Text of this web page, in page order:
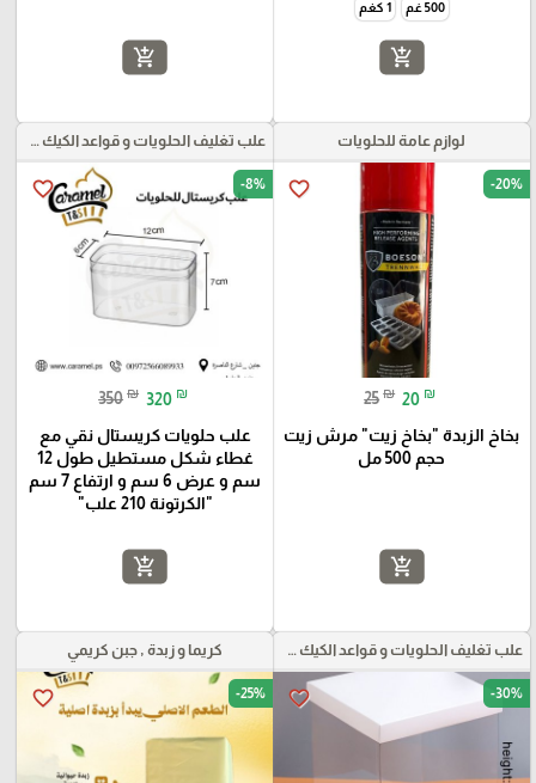
500 غم 1 كغم
add_shopping_cart
add_shopping_cart
لوازم عامة للحلويات
favorite_border -20%
25 ₪ 20 ₪
بخاخ الزبدة "بخاخ زيت" مرش زيت
حجم 500 مل
add_shopping_cart
علب تغليف الحلويات و قواعد الكيك و علب بلاستيكية بأنواعها
favorite_border -8%
350 ₪ 320 ₪
علب حلويات كريستال نقي مع
غطاء شكل مستطيل طول 12
سم و عرض 6 سم و ارتفاع 7 سم
"الكرتونة 210 علب"
add_shopping_cart
علب تغليف الحلويات و قواعد الكيك و علب بلاستيكية بأنواعها
favorite_border -30%
كريما و زبدة , جبن كريمي
favorite_border -25%